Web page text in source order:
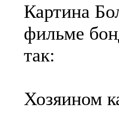
Картина
фильме
так:
Хозяином